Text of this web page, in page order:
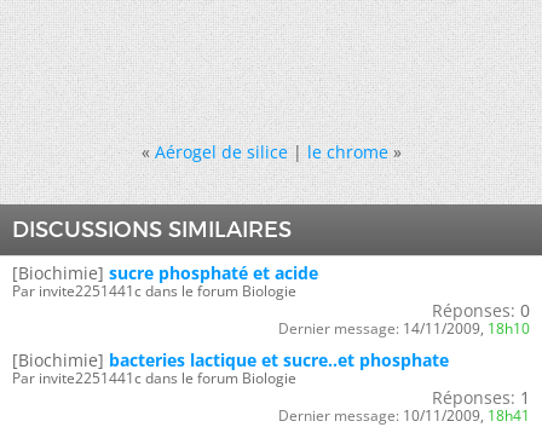
« Aérogel de silice|le chrome »
DISCUSSIONS SIMILAIRES
[Biochimie] sucre phosphaté et acide
Par invite2251441c dans le forum Biologie
Réponses: 0
Dernier message: 14/11/2009, 18h10
[Biochimie] bacteries lactique et sucre..et phosphate
Par invite2251441c dans le forum Biologie
Réponses: 1
Dernier message: 10/11/2009, 18h41